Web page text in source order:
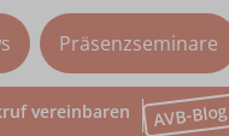
Präsenzseminare
vereinbaren AVB-Blog